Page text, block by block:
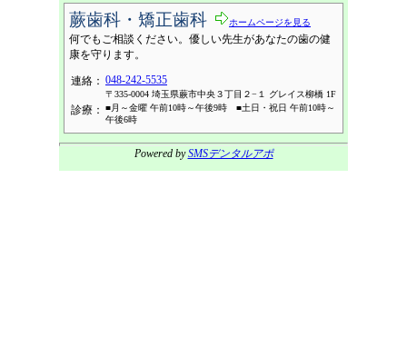
蕨歯科・矯正歯科 ホームページを見る
何でもご相談ください。優しい先生があなたの歯の健
康を守ります。
連絡： 048-242-5535
〒335-0004 埼玉県蕨市中央３丁目２−１ グレイス柳橋 1F
診療：
■月～金曜 午前10時～午後9時 ■土日・祝日 午前10時～
午後6時
Powered bySMSデンタルアポ